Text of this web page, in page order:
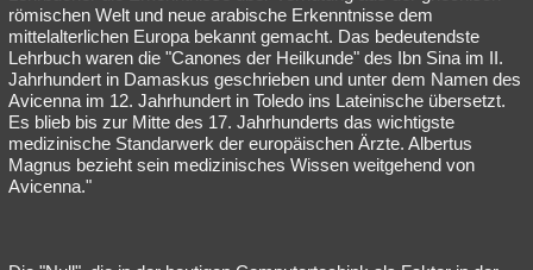
römischen Welt und neue arabische Erkenntnisse dem
mittelalterlichen Europa bekannt gemacht. Das bedeutendste
Lehrbuch waren die "Canones der Heilkunde" des Ibn Sina im II.
Jahrhundert in Damaskus geschrieben und unter dem Namen des
Avicenna im 12. Jahrhundert in Toledo ins Lateinische übersetzt.
Es blieb bis zur Mitte des 17. Jahrhunderts das wichtigste
medizinische Standarwerk der europäischen Ärzte. Albertus
Magnus bezieht sein medizinisches Wissen weitgehend von
Avicenna."